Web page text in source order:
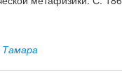
Тамара